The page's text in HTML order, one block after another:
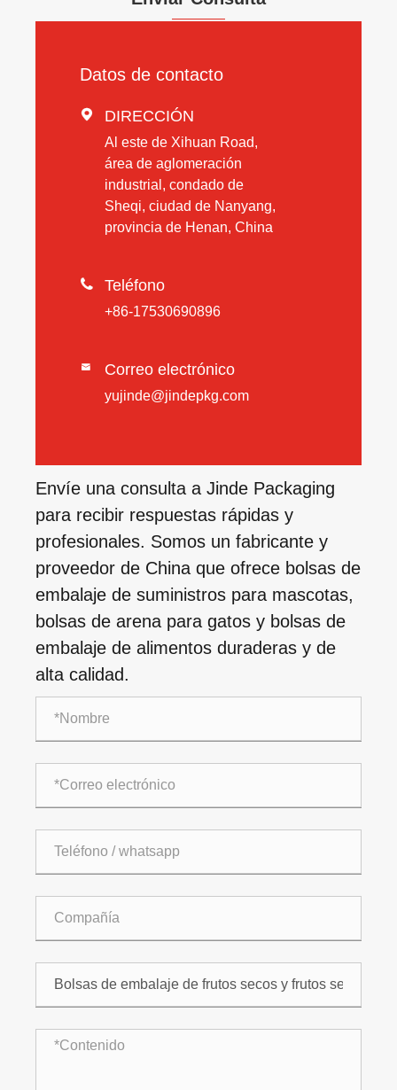
Datos de contacto
 DIRECCIÓN
Al este de Xihuan Road,
área de aglomeración
industrial, condado de
Sheqi, ciudad de Nanyang,
provincia de Henan, China
 Teléfono
+86-17530690896
 Correo electrónico
yujinde@jindepkg.com
Envíe una consulta a Jinde Packaging
para recibir respuestas rápidas y
profesionales. Somos un fabricante y
proveedor de China que ofrece bolsas de
embalaje de suministros para mascotas,
bolsas de arena para gatos y bolsas de
embalaje de alimentos duraderas y de
alta calidad.